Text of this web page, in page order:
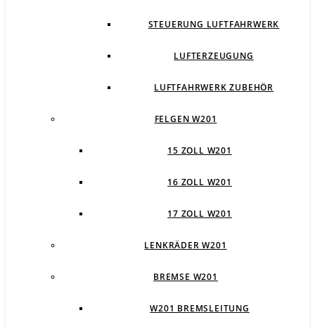
STEUERUNG LUFTFAHRWERK
LUFTERZEUGUNG
LUFTFAHRWERK ZUBEHÖR
FELGEN W201
15 ZOLL W201
16 ZOLL W201
17 ZOLL W201
LENKRÄDER W201
BREMSE W201
W201 BREMSLEITUNG